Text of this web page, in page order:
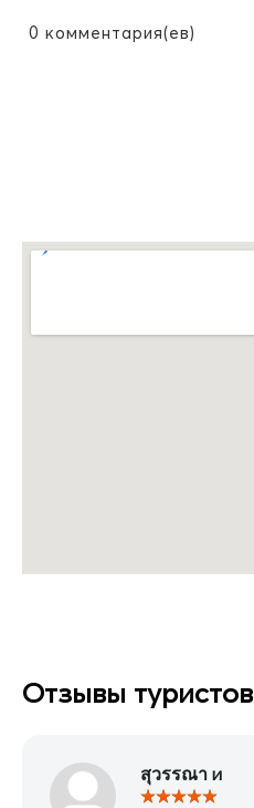
0 комментария(ев)
Отзывы туристов
สุวรรณา и
★★★★★